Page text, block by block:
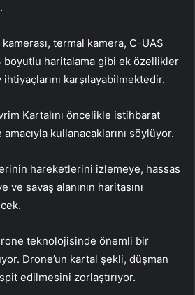
termal kamera, C-UAS
boyutlu haritalama gibi ek özellikler
karşılayabilmektedir.
Kartalını öncelikle istihbarat
kullanacaklarını söylüyor.
hareketlerini izlemeye, hassas
savaş alanının haritasını
teknolojisinde önemli bir
Drone’un kartal şekli, düşman
edilmesini zorlaştırıyor.